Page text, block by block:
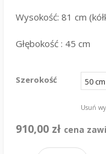
Wysokość: 81 cm
Głębokość : 45 cm
Szerokość
Usuń
910,00 zł cena